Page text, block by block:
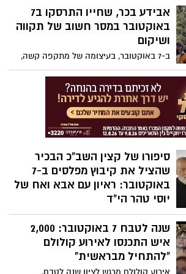
בראיון לכאן 11.
להוצאת אגרסיות... אהבנו ברשת, קורע!אבידע בכר, שחייו התרסקו ב7
באוקטובר במסר חשוב של תקווה
ושיקום
ב-7 באוקטובר, בעיצומה של מתקפה קשה,
התבצר אבידע בכר עם משפחתו בממ"ד ביתם
שבקיבוץ בארי. בעודם ממתינים לשוך הירי,
פרצו הכדורים את קירות הממ"ד. אשתו
האהובה, דנה, ובנו הצעיר, כרמל, נהרגו מול
עיניו. בכר עצמו נפצע באורח קשה ואיבד את
רגלו – אך התקווה בליבו נותרה איתנה.
סיפורו של קצין השב"כ הבכיר
שהציל את קיבוץ מפלסים ב-7
באוקטובר: ראיון עם אבא ואח של
יוסי טהר הי"ד
יוסי טהר, גיבור אמיתי מהחיים, נפל בקרב
האחרון שלו במאמץ למנוע ממחבלים לחדור
לקיבוץ מפלסים. בשעתיים שלפני כן, הציל
את חייו של חברו לוחם בשב"כ שנקלע למארב
שנה לטבח 7 באוקטובר: 2,000
איש התכנסו לאירוע קולולם
"להתחיל מבראשית"
אירוע קולולם מרגש לציון שנה לטבח,